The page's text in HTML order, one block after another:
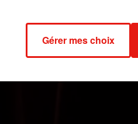
2019 à 8h28 par MT
Gérer mes choix